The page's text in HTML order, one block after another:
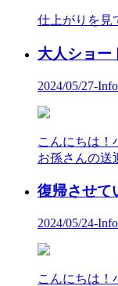
仕上がりを見
大人ショー
2024/05/27-
こんにちは！
お孫さんの送
復帰させて
2024/05/24-
こんにちは！